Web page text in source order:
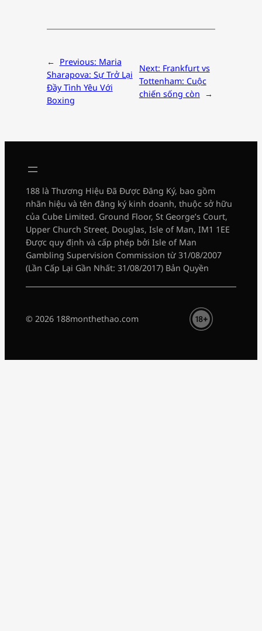
← Previous: Maria
Sharapova: Sự Trở Lại
Đầy Tình Yêu Với
Boxing
Next: Frankfurt vs
Tottenham: Cuộc
chiến sống còn →
188 là Thương Hiệu Đã Được Đăng Ký, bao gồm
nhãn hiệu và tên đăng ký kinh doanh, thuộc sở hữu
của Cube Limited. Ground Floor, St George’s Court,
Upper Church Street, Douglas, Isle of Man, IM1 1EE
Được quy định và cấp phép bởi Isle of Man
Gambling Supervision Commission từ 31/08/2007
(Lần Cấp Lại Gần Nhất: 31/08/2017) Bản Quyền
© 2026 188monthethao.com